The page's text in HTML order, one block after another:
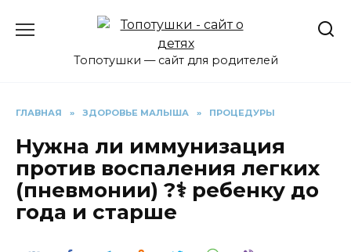
Топотушки — сайт для родителей
ГЛАВНАЯ » ЗДОРОВЬЕ МАЛЫША » ПРОЦЕДУРЫ
Нужна ли иммунизация
против воспаления легких
(пневмонии) ?‍⚕️ ребенку до
года и старше